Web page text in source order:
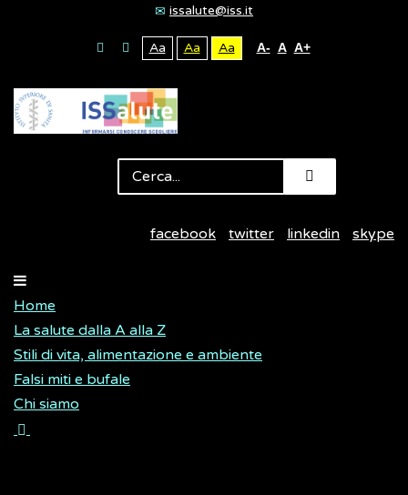
issalute@iss.it
Aa Aa Aa A- A A+
facebook twitter linkedin skype
Home
La salute dalla A alla Z
Stili di vita, alimentazione e ambiente
Falsi miti e bufale
Chi siamo